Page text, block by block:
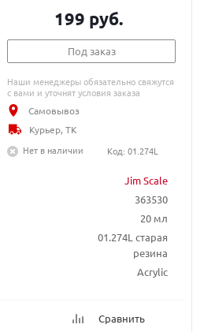
Jim Scale
363530
20 мл
01.274L старая
резина
Acrylic
Сравнить
199 руб.
Под заказ
Наши менеджеры обязательно свяжутся
с вами и уточнят условия заказа
Самовывоз
Курьер, ТК
Нет в наличии
Код: 01.274L